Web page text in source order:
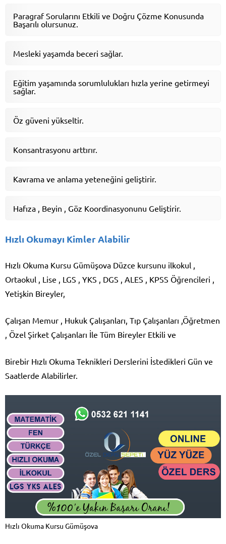
Paragraf Sorularını Etkili ve Doğru Çözme Konusunda
Başarılı olursunuz.
Mesleki yaşamda beceri sağlar.
Eğitim yaşamında sorumlulukları hızla yerine getirmeyi
sağlar.
Öz güveni yükseltir.
Konsantrasyonu arttırır.
Kavrama ve anlama yeteneğini geliştirir.
Hafıza , Beyin , Göz Koordinasyonunu Geliştirir.
Hızlı Okumayı Kimler Alabilir
Hızlı Okuma Kursu Gümüşova Düzce kursunu ilkokul ,
Ortaokul , Lise , LGS , YKS , DGS , ALES , KPSS Öğrencileri ,
Yetişkin Bireyler,
Çalışan Memur , Hukuk Çalışanları, Tıp Çalışanları ,Öğretmen
, Özel Şirket Çalışanları İle Tüm Bireyler Etkili ve
Birebir Hızlı Okuma Teknikleri Derslerini İstedikleri Gün ve
Saatlerde Alabilirler.
Hızlı Okuma Kursu Gümüşova